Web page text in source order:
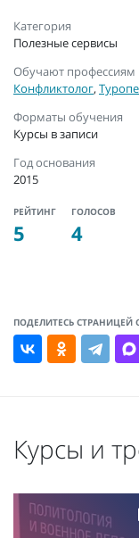
Категория
Полезные сервисы
Обучают профессиям
Конфликтолог,
Форматы обучения
Курсы в записи
Год основания
2015
РЕЙТИНГ
5
ГОЛОСОВ
4
ПОДЕЛИТЕСЬ СТРАНИЦЕЙ
Курсы и